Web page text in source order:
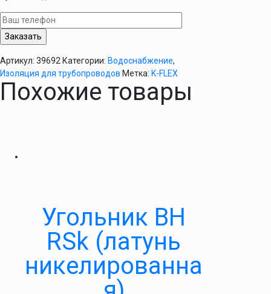
FLEX
ST
15х19
Артикул: 39692 Категории: Водоснабжение,
Изоляция для трубопроводов Метка: K-FLEX
Похожие товары
Угольник ВН
RSk (латунь
никелированна